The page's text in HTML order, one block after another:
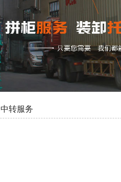
中转服务